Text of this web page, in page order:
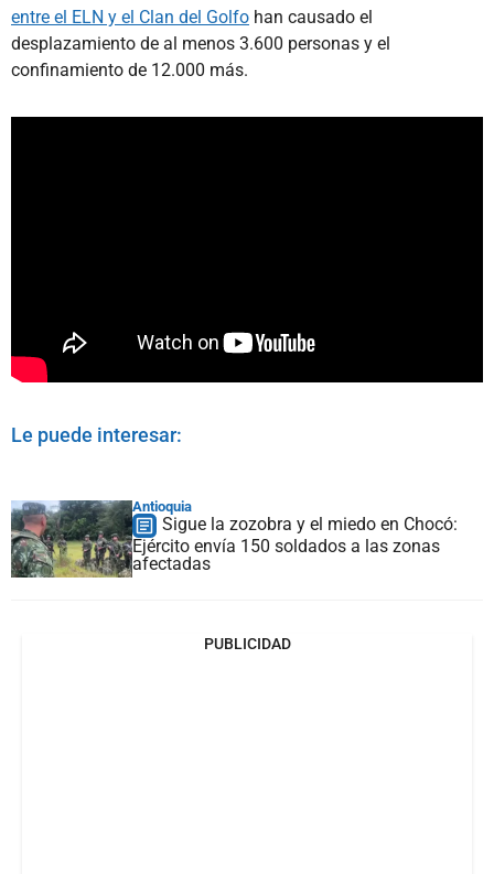
entre el ELN y el Clan del Golfo han causado el
desplazamiento de al menos 3.600 personas y el
confinamiento de 12.000 más.
Le puede interesar:
Antioquia
Sigue la zozobra y el miedo en Chocó:
Ejército envía 150 soldados a las zonas
afectadas
PUBLICIDAD